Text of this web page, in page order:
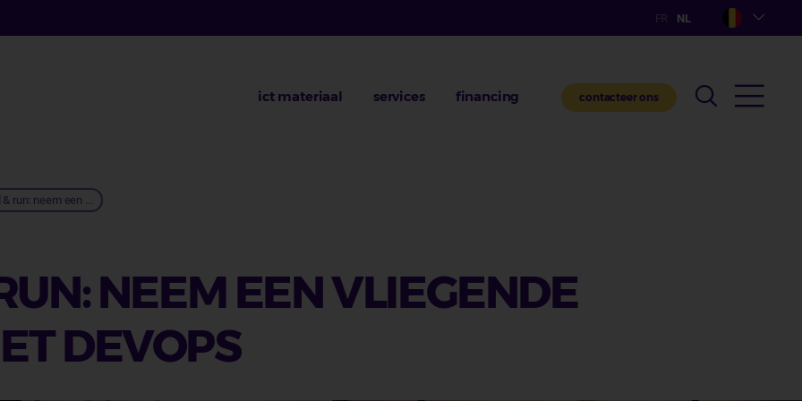
ict materiaal services financing contacteer ons
& run: neem een ...
NEEM EEN VLIEGENDE
DEVOPS